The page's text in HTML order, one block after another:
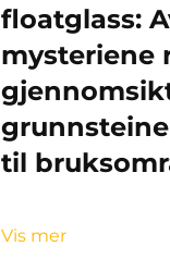
floatglass:
mysteriene
til
Vis mer